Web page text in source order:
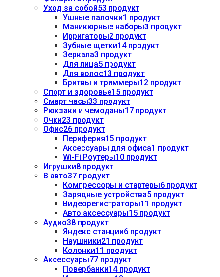
Уход за собой53 продукт
Ушные палочки1 продукт
Маникюрные наборы3 продукт
Ирригаторы2 продукт
Зубные щетки14 продукт
Зеркала3 продукт
Для лица5 продукт
Для волос13 продукт
Бритвы и триммеры12 продукт
Спорт и здоровье15 продукт
Смарт часы33 продукт
Рюкзаки и чемоданы17 продукт
Очки23 продукт
Офис26 продукт
Периферия15 продукт
Аксессуары для офиса1 продукт
Wi-Fi Роутеры10 продукт
Игрушки8 продукт
В авто37 продукт
Компрессоры и стартеры6 продукт
Зарядные устройства5 продукт
Видеорегистраторы11 продукт
Авто аксессуары15 продукт
Аудио38 продукт
Яндекс станции6 продукт
Наушники21 продукт
Колонки11 продукт
Аксессуары77 продукт
Повербанки14 продукт